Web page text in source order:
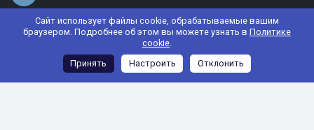
Сайт использует файлы cookie, обрабатываемые вашим
браузером. Подробнее об этом вы можете узнать в Политике
cookie.
Принять
Настроить Отклонить
© 2022 АНО ДО "Планета детства "Лада"